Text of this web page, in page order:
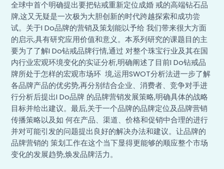
全球中首个明确提出要把钻戒重新定位成婚 戒的高端钻石品
牌,这又无疑是一次极为大胆创新的时代跨越探索和成功尝
试。关于I Do品牌的营销及策划能以予给 我们带来很大方面
的启示,具有研究应用价值和意义。本系列研究的课题目的主
要为了了解I Do钻戒品牌行情,通过 对整个珠宝行业及其在国
内行业宏观环境变化的实证分析,明确阐述了目前I Do钻戒品
牌所处于怎样的宏观市场环 境,运用SWOT分析法进一步了解
各品牌产品的优劣势,再分别结合企业、消费者、竞争对手进
行分析后提出I Do品牌 的品牌营销发展策略,明确具体的战略
目标并给出建议。最后,关于一个品牌的品牌定位及品牌营销
传播策略以及如 何在产品、渠道、价格和促销中合理的进行
并对可能引发的问题提出良好的解决办法和建议。让品牌的
品牌营销的 策划工作在这个当下显得更能够的顺应整个市场
变化的发展趋势,焕发品牌活力。